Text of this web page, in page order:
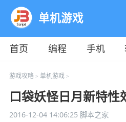
单机游戏
首页 编程 手机
教程
平面
游戏攻略> 单机游戏>
口袋妖怪日月新特性
2016-12-04 14:06:25脚本之家